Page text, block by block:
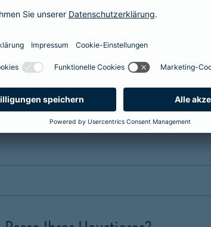
Wählen Sie einenmaßgeschneiderten
Erstattungssatz, der Selbstbeteiligung, dem
oder eine Tierversicherung für Ihr Pferd